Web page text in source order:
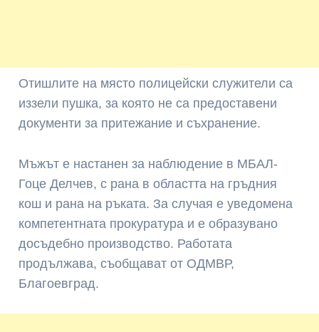
Отишлите на място полицейски служители са
иззели пушка, за която не са предоставени
документи за притежание и съхранение.
Мъжът е настанен за наблюдение в МБАЛ-
Гоце Делчев, с рана в областта на гръдния
кош и рана на ръката. За случая е уведомена
компетентната прокуратура и е образувано
досъдебно производство. Работата
продължава, съобщават от ОДМВР,
Благоевград.